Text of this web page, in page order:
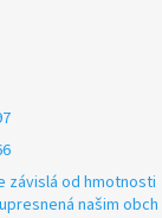
závislá od hmotnosti
našim obch